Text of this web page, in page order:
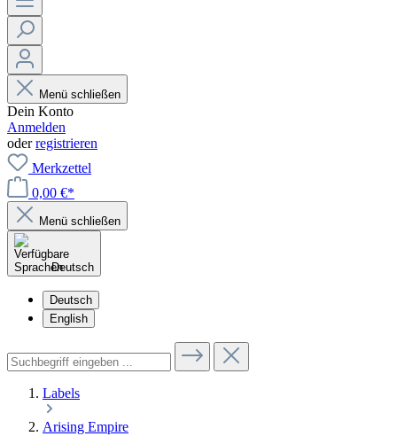
Menü schließen
Dein Konto
Anmelden
oderregistrieren
Merkzettel
0,00 €*
Menü schließen
Deutsch
Deutsch
English
Labels
Arising Empire